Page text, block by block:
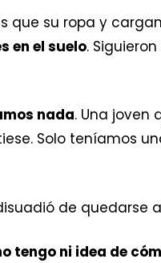
que su ropa y
en el suelo.
nada. Una joven
Solo teníamos
de quedarse
tengo ni idea de